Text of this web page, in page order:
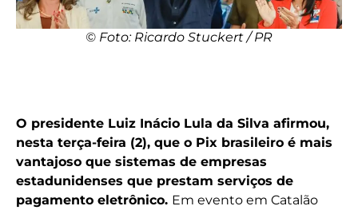
© Foto: Ricardo Stuckert / PR
O presidente Luiz Inácio Lula da Silva afirmou,
nesta terça-feira (2), que o Pix brasileiro é mais
vantajoso que sistemas de empresas
estadunidenses que prestam serviços de
pagamento eletrônico. Em evento em Catalão